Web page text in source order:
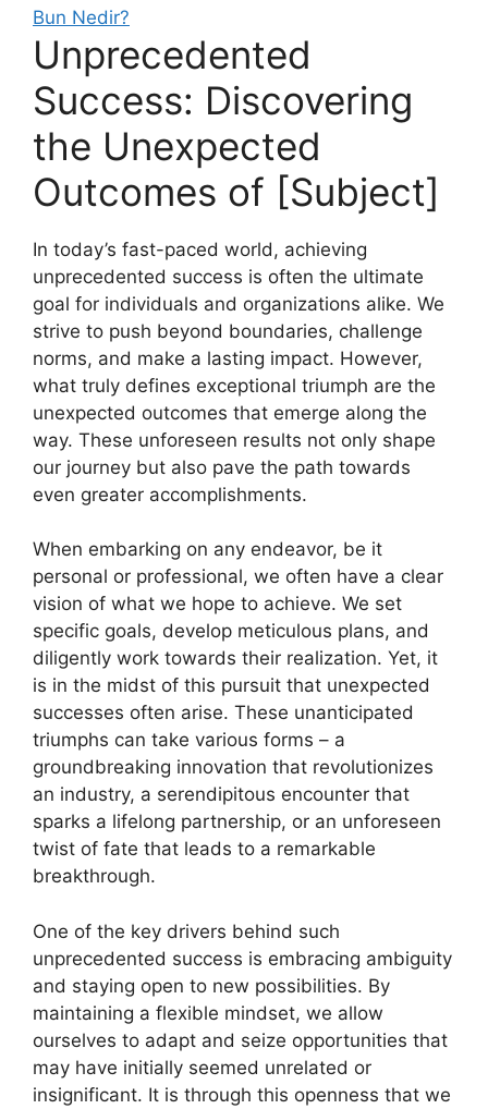
Bun Nedir?
Unprecedented
Success: Discovering
the Unexpected
Outcomes of [Subject]
In today’s fast-paced world, achieving
unprecedented success is often the ultimate
goal for individuals and organizations alike. We
strive to push beyond boundaries, challenge
norms, and make a lasting impact. However,
what truly defines exceptional triumph are the
unexpected outcomes that emerge along the
way. These unforeseen results not only shape
our journey but also pave the path towards
even greater accomplishments.
When embarking on any endeavor, be it
personal or professional, we often have a clear
vision of what we hope to achieve. We set
specific goals, develop meticulous plans, and
diligently work towards their realization. Yet, it
is in the midst of this pursuit that unexpected
successes often arise. These unanticipated
triumphs can take various forms – a
groundbreaking innovation that revolutionizes
an industry, a serendipitous encounter that
sparks a lifelong partnership, or an unforeseen
twist of fate that leads to a remarkable
breakthrough.
One of the key drivers behind such
unprecedented success is embracing ambiguity
and staying open to new possibilities. By
maintaining a flexible mindset, we allow
ourselves to adapt and seize opportunities that
may have initially seemed unrelated or
insignificant. It is through this openness that we